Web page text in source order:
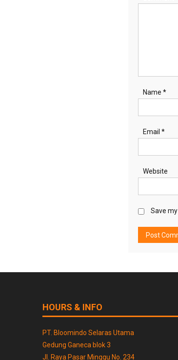
Name *
Email *
Website
Save
HOURS & INFO
PT. Bloomindo Selaras Utama
Gedung Ganeca blok 3
Jl. Raya Pasar Minggu No. 234